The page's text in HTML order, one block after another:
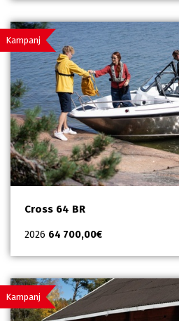
Kampanj
Cross 64 BR
2026 64 700,00€
Kampanj